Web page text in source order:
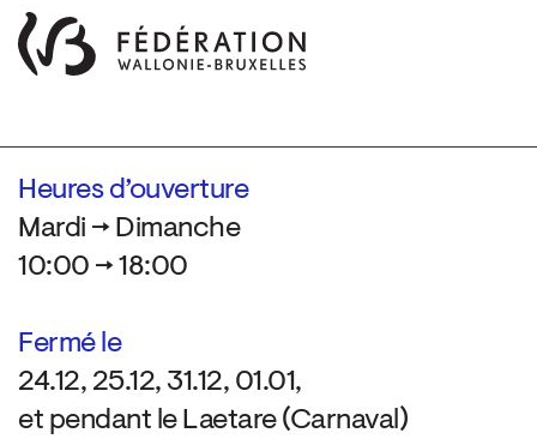
Heures d’ouverture
Mardi → Dimanche
10:00 → 18:00
Fermé le
24.12, 25.12, 31.12, 01.01,
et pendant le Laetare (Carnaval)